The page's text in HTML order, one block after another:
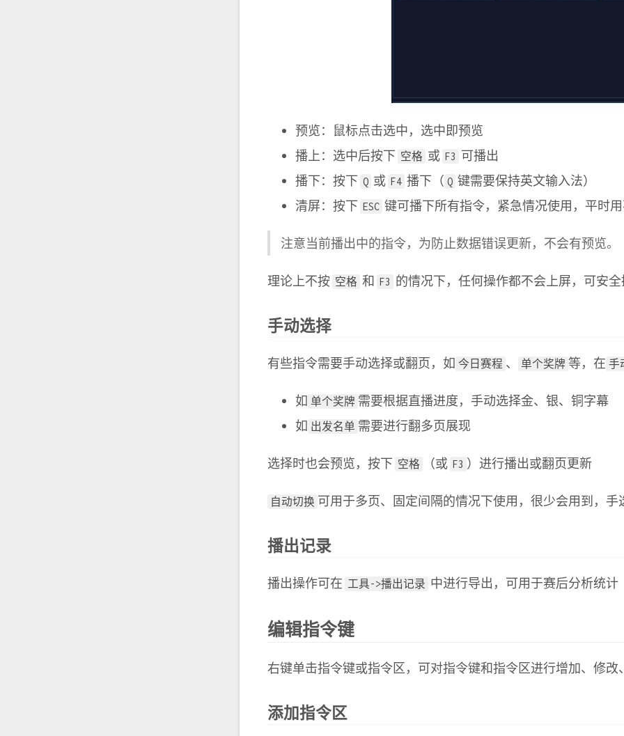
预览：鼠标点击选中，选中即预览
播上：选中后按下 空格 或 F3 可播出
播下：按下 Q 或 F4 播下（ Q 键需要保持英文输入法）
清屏：按下 ESC 键可播下所有指令，紧急情况使用，平时
注意当前播出中的指令，为防止数据错误更新，不会有预览。
理论上不按 空格 和 F3 的情况下，任何操作都不会上屏，可安
手动选择
有些指令需要手动选择或翻页，如 今日赛程 、 单个奖牌 等，在 手
如 单个奖牌 需要根据直播进度，手动选择金、银、铜字幕
如 出发名单 需要进行翻多页展现
选择时也会预览，按下 空格 （或 F3 ）进行播出或翻页更新
自动切换 可用于多页、固定间隔的情况下使用，很少会用到，手
播出记录
播出操作可在 工具->播出记录 中进行导出，可用于赛后分析统计
编辑指令键
右键单击指令键或指令区，可对指令键和指令区进行增加、修改
添加指令区